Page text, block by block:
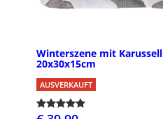
Winterszene mit Karussell
20x30x15cm
AUSVERKAUFT